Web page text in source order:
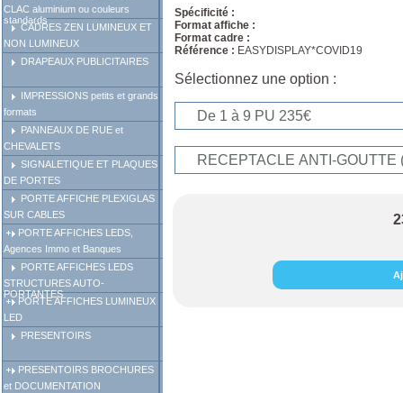
CLAC aluminium ou couleurs
standards
CADRES ZEN LUMINEUX ET
NON LUMINEUX
DRAPEAUX PUBLICITAIRES
IMPRESSIONS petits et grands
formats
PANNEAUX DE RUE et
CHEVALETS
SIGNALETIQUE ET PLAQUES
DE PORTES
PORTE AFFICHE PLEXIGLAS
SUR CABLES
PORTE AFFICHES LEDS,
Agences Immo et Banques
PORTE AFFICHES LEDS
STRUCTURES AUTO-
PORTANTES
PORTE AFFICHES LUMINEUX
LED
PRESENTOIRS
PRESENTOIRS BROCHURES
et DOCUMENTATION
Spécificité :
Format affiche :
Format cadre :
Référence : EASYDISPLAY*COVID19
Sélectionnez une option :